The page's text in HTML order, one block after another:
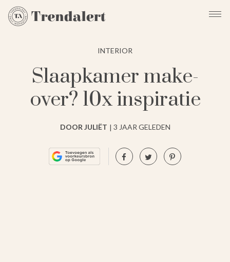
INTERIOR
Slaapkamer make-
over? 10x inspiratie
DOOR JULIËT 3 JAAR GELEDEN